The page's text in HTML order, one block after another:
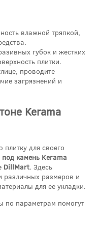
влажной тряпкой,
губок и жестких
плитки.
проводите
загрязнений и
Kerama
плитку для своего
под камень Kerama
DillMart. Здесь
различных размеров и
для ее укладки.
по параметрам помогут